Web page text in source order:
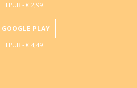
EPUB - € 2,99
GOOGLE PLAY
EPUB - € 4,49